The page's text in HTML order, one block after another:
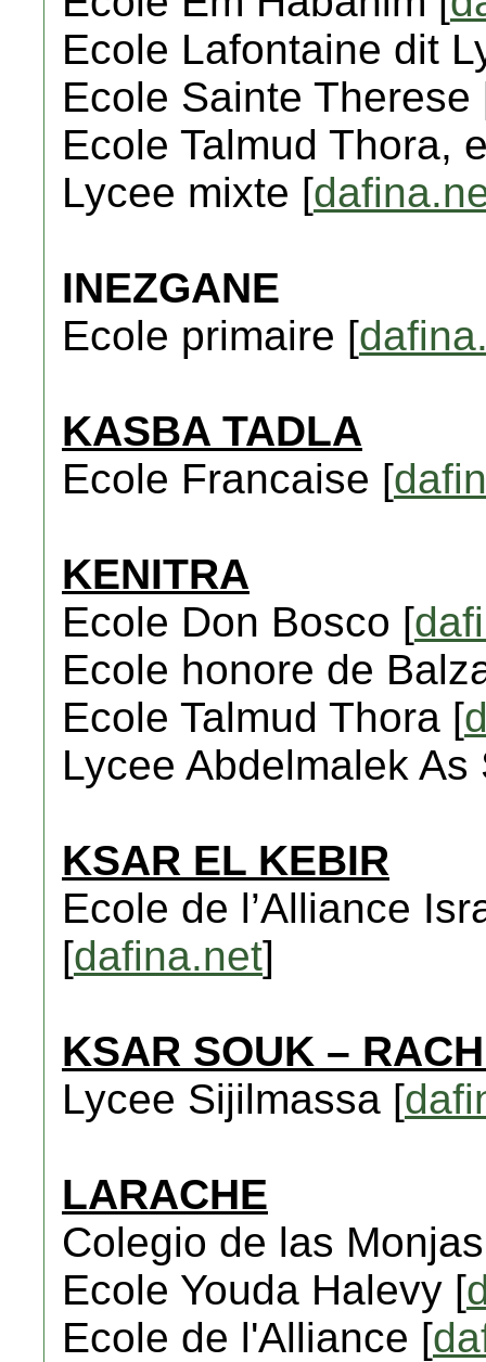
Ecole Lafontaine dit
Ecole Sainte Therese
Ecole Talmud Thora,
Lycee mixte [
INEZGANE
Ecole primaire [
KASBA TADLA
Ecole Francaise [
KENITRA
Ecole Don Bosco [
Ecole honore de
Ecole Talmud Thora [
Lycee Abdelmalek As
KSAR EL KEBIR
Ecole de l’Alliance
[dafina.net]
KSAR SOUK –
Lycee Sijilmassa [
LARACHE
Colegio de las
Ecole Youda Halevy [
Ecole de l'Alliance [